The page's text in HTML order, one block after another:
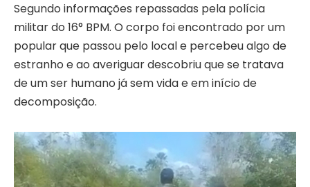
Segundo informações repassadas pela polícia
militar do 16° BPM. O corpo foi encontrado por um
popular que passou pelo local e percebeu algo de
estranho e ao averiguar descobriu que se tratava
de um ser humano já sem vida e em início de
decomposição.